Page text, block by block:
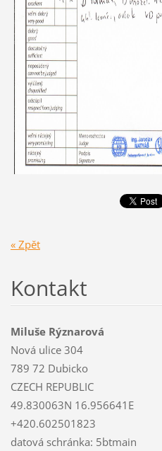
« Zpět
Kontakt
Miluše Rýznarová
Nová ulice 304
789 72 Dubicko
CZECH REPUBLIC
49.830063N 16.956641E
+420.602501823
datová schránka: 5btmain